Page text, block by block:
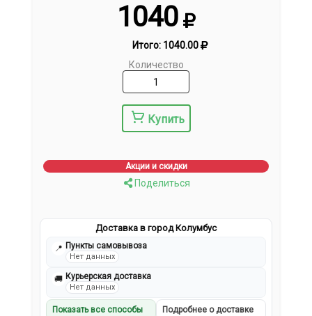
1040
Итого: 1040.00
Количество
Купить
Акции и скидки
Поделиться
Доставка в город Колумбус
📍 Пункты самовывоза
Нет данных
🚚 Курьерская доставка
Нет данных
Показать все способы Подробнее о доставке